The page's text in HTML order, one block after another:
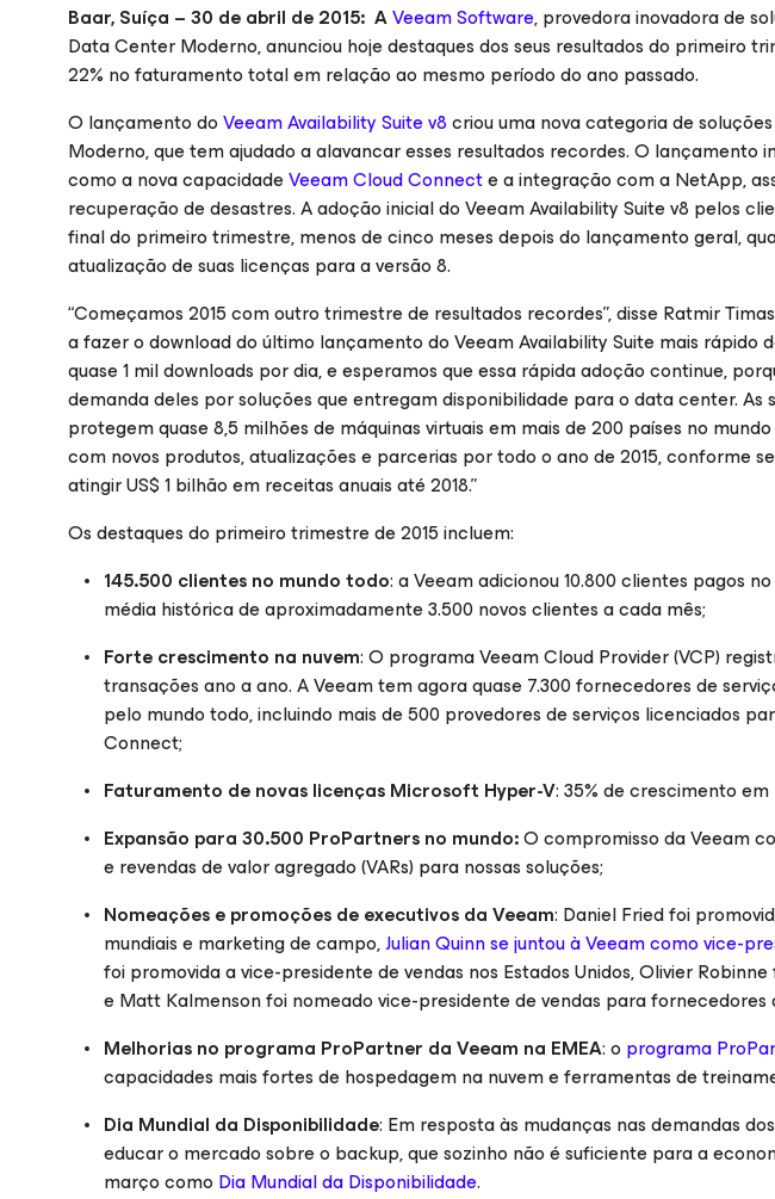
Baar, Suíça – 30 de abril de 2015: AVeeam Software, provedora inovadora de
Data Center Moderno, anunciou hoje destaques dos seus resultados do primeiro
22% no faturamento total em relação ao mesmo período do ano passado.
O lançamento doVeeam Availability Suite v8criou uma nova categoria de
Moderno, que tem ajudado a alavancar esses resultados recordes. O lançamento
como a nova capacidadeVeeam Cloud Connecte a integração com a NetApp,
recuperação de desastres. A adoção inicial do Veeam Availability Suite v8 pelos
final do primeiro trimestre, menos de cinco meses depois do lançamento geral,
atualização de suas licenças para a versão 8.
“Começamos 2015 com outro trimestre de resultados recordes”, disse Ratmir
a fazer o download do último lançamento do Veeam Availability Suite mais rápido
quase 1 mil downloads por dia, e esperamos que essa rápida adoção continue,
demanda deles por soluções que entregam disponibilidade para o data center. As
protegem quase 8,5 milhões de máquinas virtuais em mais de 200 países no
com novos produtos, atualizações e parcerias por todo o ano de 2015, conforme
atingir US$ 1 bilhão em receitas anuais até 2018.”
Os destaques do primeiro trimestre de 2015 incluem:
145.500 clientes no mundo todo: a Veeam adicionou 10.800 clientes pagos
média histórica de aproximadamente 3.500 novos clientes a cada mês;
Forte crescimento na nuvem: O programa Veeam Cloud Provider (VCP)
transações ano a ano. A Veeam tem agora quase 7.300 fornecedores de
pelo mundo todo, incluindo mais de 500 provedores de serviços licenciados
Connect;
Faturamento de novas licenças Microsoft Hyper-V: 35% de crescimento
Expansão para 30.500 ProPartners no mundo:O compromisso da Veeam
e revendas de valor agregado (VARs) para nossas soluções;
Nomeações e promoções de executivos da Veeam: Daniel Fried foi
mundiais e marketing de campo,Julian Quinn se juntou à Veeam como vice-
foi promovida a vice-presidente de vendas nos Estados Unidos, Olivier
e Matt Kalmenson foi nomeado vice-presidente de vendas para fornecedores
Melhorias no programa ProPartner da Veeam na EMEA: o programa
capacidades mais fortes de hospedagem na nuvem e ferramentas de
Dia Mundial da Disponibilidade: Em resposta às mudanças nas demandas
educar o mercado sobre o backup, que sozinho não é suficiente para a
março como Dia Mundial da Disponibilidade.